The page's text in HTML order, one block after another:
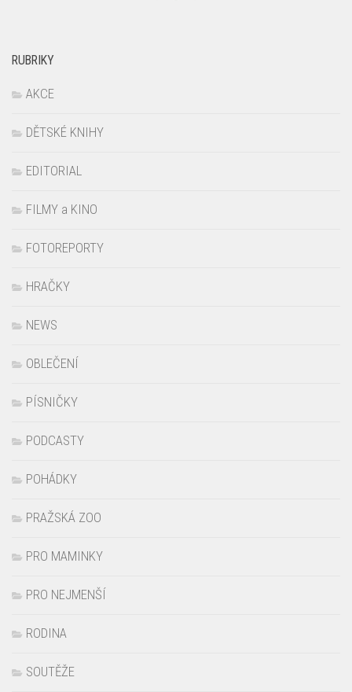
RUBRIKY
AKCE
DĚTSKÉ KNIHY
EDITORIAL
FILMY a KINO
FOTOREPORTY
HRAČKY
NEWS
OBLEČENÍ
PÍSNIČKY
PODCASTY
POHÁDKY
PRAŽSKÁ ZOO
PRO MAMINKY
PRO NEJMENŠÍ
RODINA
SOUTĚŽE